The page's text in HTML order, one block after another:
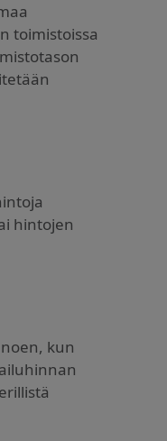
toimistoissa
hintojen
kun